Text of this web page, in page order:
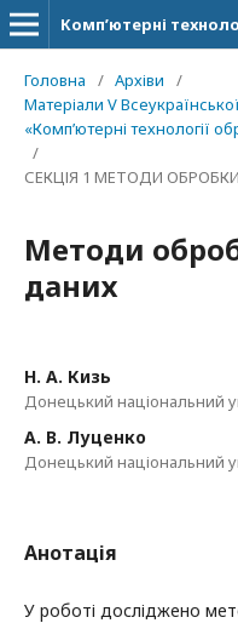
Комп’ютерні
Головна / Архіви
/
Матеріали V
«Комп’ютерні технології
/
СЕКЦІЯ 1 МЕТОДИ
Методи
даних
Н. А. Кизь
Донецький національний
А. В. Луценко
Донецький національний
Анотація
У роботі досліджено